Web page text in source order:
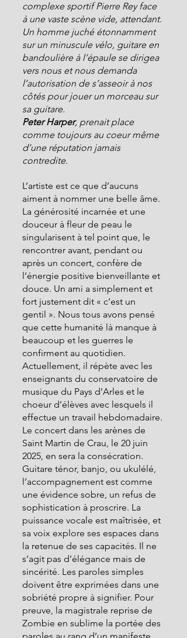
complexe sportif Pierre Rey face
à une vaste scène vide, attendant.
Un homme juché étonnamment
sur un minuscule vélo, guitare en
bandoulière à l’épaule se dirigea
vers nous et nous demanda
l’autorisation de s’asseoir à nos
côtés pour jouer un morceau sur
sa guitare.
Peter Harper, prenait place
comme toujours au coeur même
d’une réputation jamais
contredite.
L’artiste est ce que d’aucuns
aiment à nommer une belle âme.
La générosité incarnée et une
douceur à fleur de peau le
singularisent à tel point que, le
rencontrer avant, pendant ou
après un concert, confère de
l’énergie positive bienveillante et
douce. Un ami a simplement et
fort justement dit « c’est un
gentil ». Nous tous avons pensé
que cette humanité là manque à
beaucoup et les guerres le
confirment au quotidien.
Actuellement, il répète avec les
enseignants du conservatoire de
musique du Pays d’Arles et le
choeur d’élèves avec lesquels il
effectue un travail hebdomadaire.
Le concert dans les arènes de
Saint Martin de Crau, le 20 juin
2025, en sera la consécration.
Guitare ténor, banjo, ou ukulélé,
l’accompagnement est comme
une évidence sobre, un refus de
sophistication à proscrire. La
puissance vocale est maîtrisée, et
sa voix explore ses espaces dans
la retenue de ses capacités. Il ne
s’agit pas d’élégance mais de
sincérité. Les paroles simples
doivent être exprimées dans une
sobriété propre à signifier. Pour
preuve, la magistrale reprise de
Zombie en sublime la portée des